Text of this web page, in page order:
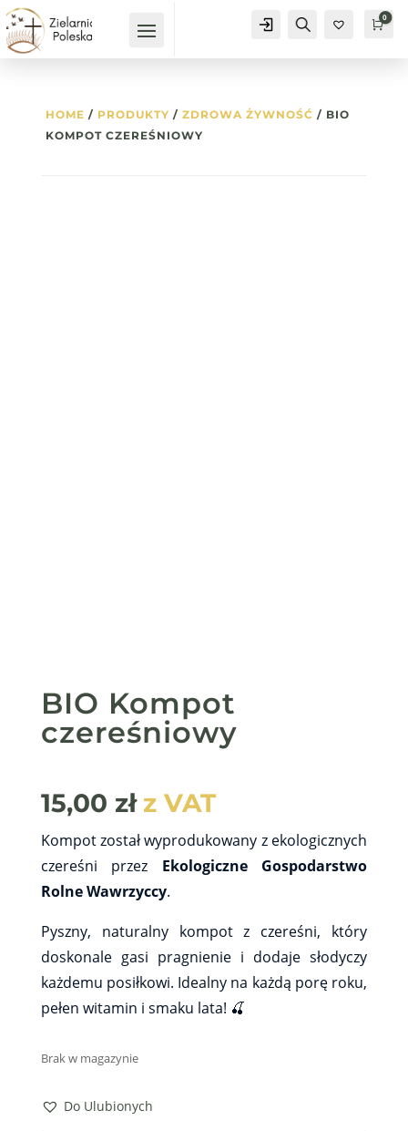
Konto Szukaj
0
HOME / PRODUKTY / ZDROWA ŻYWNOŚĆ / BIO
KOMPOT CZEREŚNIOWY
BIO Kompot
czereśniowy
15,00 zł z VAT
Kompot został wyprodukowany z ekologicznych
czereśni przez Ekologiczne Gospodarstwo
Rolne Wawrzyccy.
Pyszny, naturalny kompot z czereśni, który
doskonale gasi pragnienie i dodaje słodyczy
każdemu posiłkowi. Idealny na każdą porę roku,
pełen witamin i smaku lata! 🍒
Brak w magazynie
Do Ulubionych